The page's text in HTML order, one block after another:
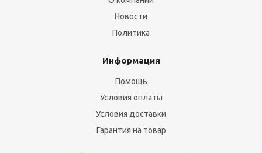
Новости
Политика
Информация
Помощь
Условия оплаты
Условия доставки
Гарантия на товар